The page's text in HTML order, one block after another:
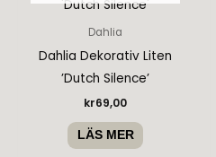
Dahlia
Dahlia Dekorativ Liten
’Dutch Silence’
kr69,00
LÄS MER